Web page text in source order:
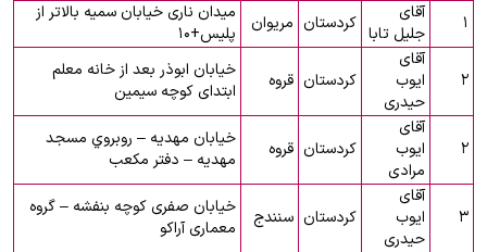
۱
آقای
جلیل تابا کردستان مریوان
میدان ناری خیابان سمیه بالاتر از
پلیس+۱۰
۲
آقای
ایوب
حیدری
کردستان قروه
خیابان ابوذر بعد از خانه معلم
ابتدای کوچه سیمین
۲
آقای
ایوب
مرادی
کردستان قروه
خيابان مهديه – روبروي مسجد
مهديه – دفتر مكعب
۳
آقای
ایوب
حیدری
کردستان سنندج
خیابان صفری کوچه بنفشه – گروه
معماری آراکو